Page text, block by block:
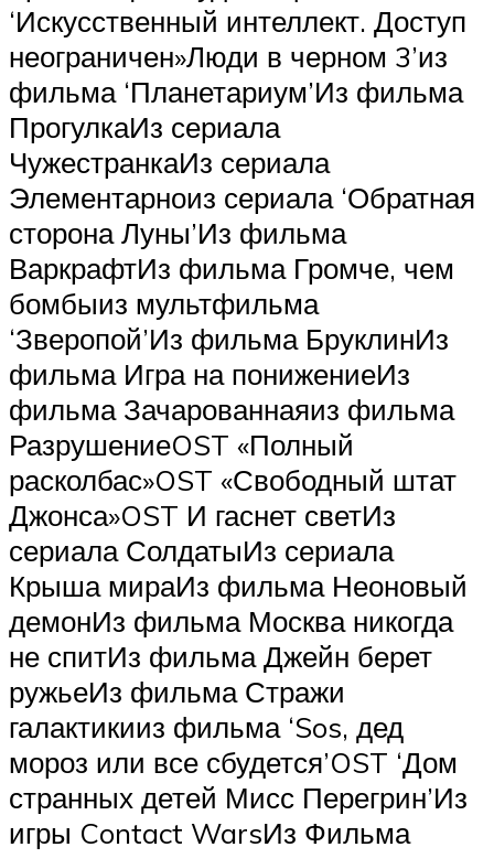
‘Искусственный интеллект. Доступ
неограничен»Люди в черном 3’из
фильма ‘Планетариум’Из фильма
ПрогулкаИз сериала
ЧужестранкаИз сериала
Элементарноиз сериала ‘Обратная
сторона Луны’Из фильма
ВаркрафтИз фильма Громче, чем
бомбыиз мультфильма
‘Зверопой’Из фильма БруклинИз
фильма Игра на понижениеИз
фильма Зачарованнаяиз фильма
РазрушениеOST «Полный
расколбас»OST «Свободный штат
Джонса»OST И гаснет светИз
сериала СолдатыИз сериала
Крыша мираИз фильма Неоновый
демонИз фильма Москва никогда
не спитИз фильма Джейн берет
ружьеИз фильма Стражи
галактикииз фильма ‘Sos, дед
мороз или все сбудется’OST ‘Дом
странных детей Мисс Перегрин’Из
игры Contact WarsИз Фильма